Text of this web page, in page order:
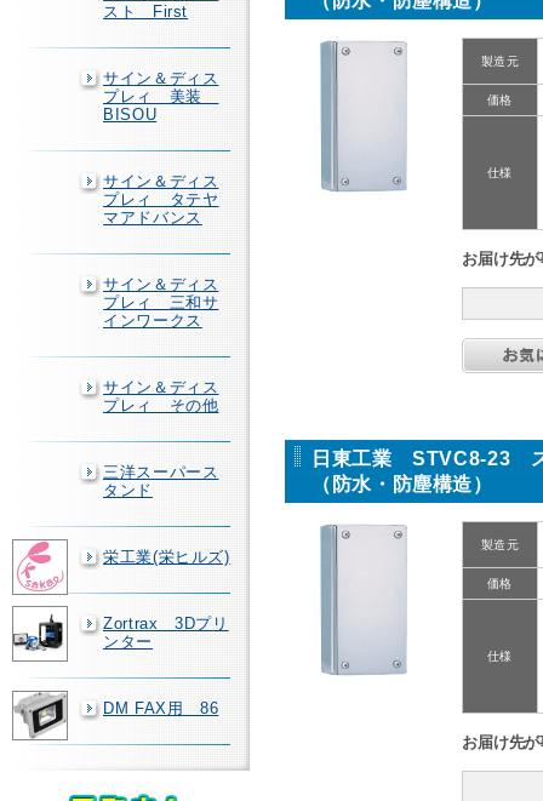
スト First
サイン＆ディス
プレィ 美装
BISOU
サイン＆ディス
プレィ タテヤ
マアドバンス
サイン＆ディス
プレィ 三和サ
インワークス
サイン＆ディス
プレィ その他
三洋スーパース
タンド
栄工業(栄ヒルズ)
Zortrax 3Dプリ
ンター
DM FAX用 86
製造元
価格
仕様
お届け先
日東工業 STVC8-23 ス
（防水・防塵構造）
製造元
価格
仕様
お届け先